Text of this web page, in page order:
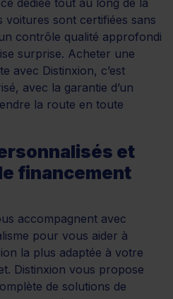
voitures sont certifiées sans
contrôle qualité approfondi
surprise. Acheter une
avec Distinxion, c’est
avec la garantie d’un
la route en toute
et
financement
accompagnent avec
pour vous aider à
la plus adaptée à votre
Distinxion vous propose
de solutions de